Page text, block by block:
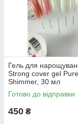
Гель для
Strong cover gel
Shimmer, 30 мл
Готово до відправки
450 ₴